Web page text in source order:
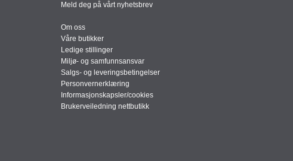
Meld deg på vårt nyhetsbrev
Om oss
Våre butikker
Ledige stillinger
Miljø- og samfunnsansvar
Salgs- og leveringsbetingelser
Personvernerklæring
Informasjonskapsler/cookies
Brukerveiledning nettbutikk